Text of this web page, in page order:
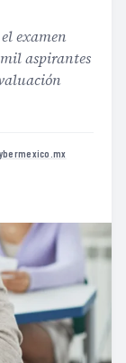
examen
aspirantes